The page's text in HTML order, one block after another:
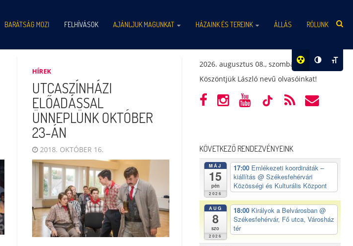
BARÁTSÁG MOZI FELHÍVÁSOK AJÁNLJUK MAGUNKAT HÁZAINK ÉS TEREINK ÁLLÁS RÓLUNK
HÍREK
UTCASZÍNHÁZI
ELŐADÁSSAL
ÜNNEPLÜNK OKTÓBER
23-ÁN
2018. OKTÓBER 16.
2026. augusztus 08., szombat
Köszöntjük László nevű olvasóinkat!
KÖVETKEZŐ RENDEZVÉNYEINK
MÁJ
15
pén
2026
17:00 Emlékezeti koordináták –
kiállítás @ Székesfehérvári
Közösségi és Kulturális Központ
AUG
8
szo
2026
18:00 Királyok a Belvárosban @
Székesfehérvár, Fő utca, Városház
tér